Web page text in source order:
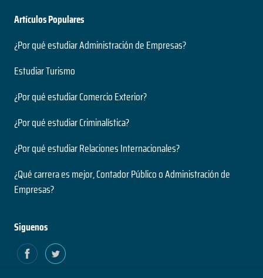
Artículos Populares
¿Por qué estudiar Administración de Empresas?
Estudiar Turismo
¿Por qué estudiar Comercio Exterior?
¿Por qué estudiar Criminalística?
¿Por qué estudiar Relaciones Internacionales?
¿Qué carrera es mejor, Contador Público o Administración de
Empresas?
Siguenos